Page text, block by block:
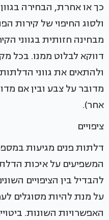
כך או אחרת, הבחירה
ולסוג החיפוי של קירות
מבחינה חזותית בגווני
דווקא לבלוט ממנו. בכל
ולהתאים את גווני
מדובר על צבע ובין אם
אחר).
ציפויים
דלתות פנים מגיעות
המשפיעים על איכות
להבדיל בין הציפויים
על מנת להיות מסוגלים
האפשרויות השונות.